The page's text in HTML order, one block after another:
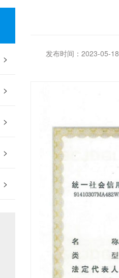
>
>
>
>
>
发布时间：2023-05-18